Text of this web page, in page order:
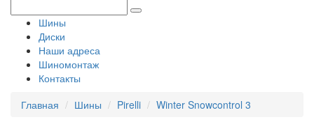
Шины
Диски
Наши адреса
Шиномонтаж
Контакты
Главная
Шины Pirelli Winter Snowcontrol 3